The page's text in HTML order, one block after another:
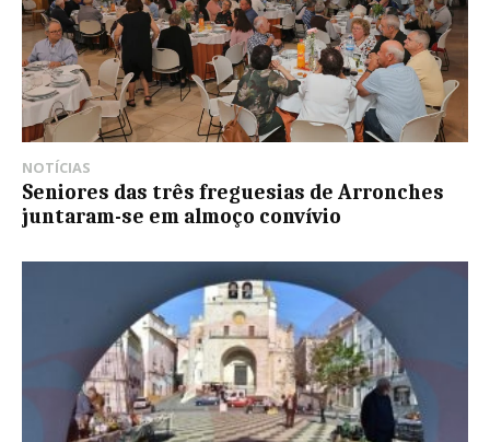
NOTÍCIAS
Seniores das três freguesias de Arronches
juntaram-se em almoço convívio